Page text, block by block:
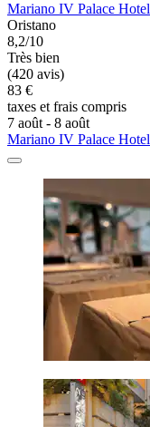
Mariano IV Palace Hotel
Oristano
8,2/10
Très bien
(420 avis)
83 €
taxes et frais compris
7 août - 8 août
Mariano IV Palace Hotel